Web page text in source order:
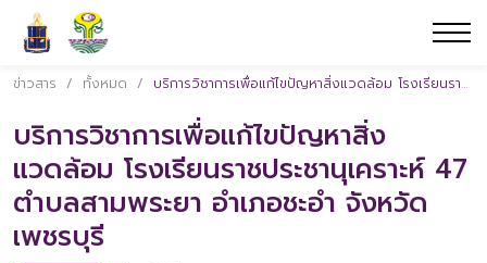
ข่าวสาร / ทั้งหมด / บริการวิชาการเพื่อแก้ไขปัญหาสิ่งแวดล้อม โรงเรียนราชประชานุเคราะห์ 47 ตำบลสามพระยา อำเภอชะอำ จังหวัดเพชรบุรี
บริการวิชาการเพื่อแก้ไขปัญหาสิ่ง
แวดล้อม โรงเรียนราชประชานุเคราะห์ 47
ตำบลสามพระยา อำเภอชะอำ จังหวัด
เพชรบุรี